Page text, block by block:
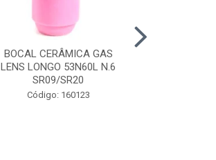
BOCAL CERÂMICA GAS
LENS LONGO 53N60L N.6
SR09/SR20
Código: 160123